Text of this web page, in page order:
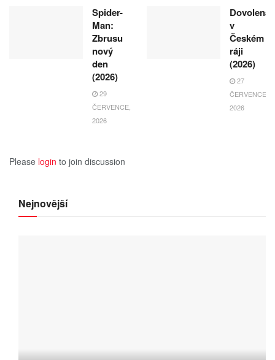
Spider-
Man:
Zbrusu
nový
den
(2026)
29
ČERVENCE,
2026
Dovolená
v
Českém
ráji
(2026)
27
ČERVENCE,
2026
Please login to join discussion
Nejnovější